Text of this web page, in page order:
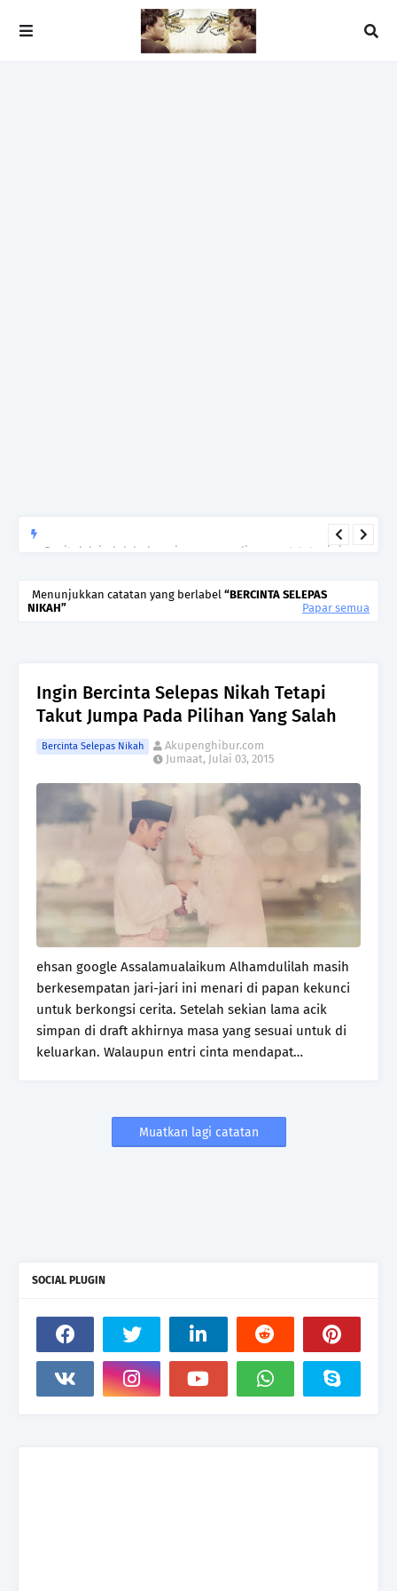
Begitulah jodoh,bukan siapa yang paling cepat, tetapi siapa
kerana takut kesunyian,Jangan pula menikah hanya kerana
Menunjukkan catatan yang berlabel BERCINTA SELEPAS
NIKAH
Papar semua
Ingin Bercinta Selepas Nikah Tetapi
Takut Jumpa Pada Pilihan Yang Salah
Bercinta Selepas Nikah
Akupenghibur.com
Jumaat, Julai 03, 2015
ehsan google Assalamualaikum Alhamdulilah masih
berkesempatan jari-jari ini menari di papan kekunci
untuk berkongsi cerita. Setelah sekian lama acik
simpan di draft akhirnya masa yang sesuai untuk di
keluarkan. Walaupun entri cinta mendapat…
Muatkan lagi catatan
SOCIAL PLUGIN